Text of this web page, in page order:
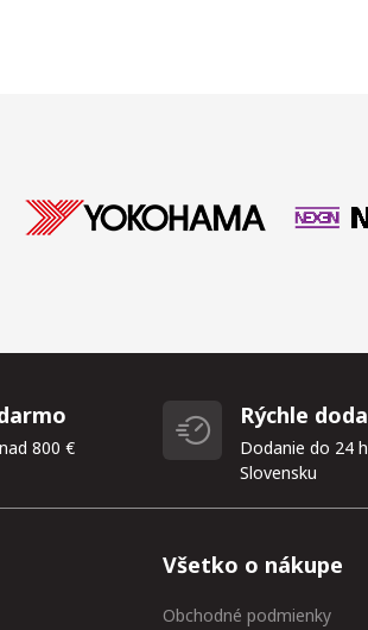
800 €
Rýchle
Dodanie do 24
Slovensku
Všetko o nákupe
Obchodné podmienky